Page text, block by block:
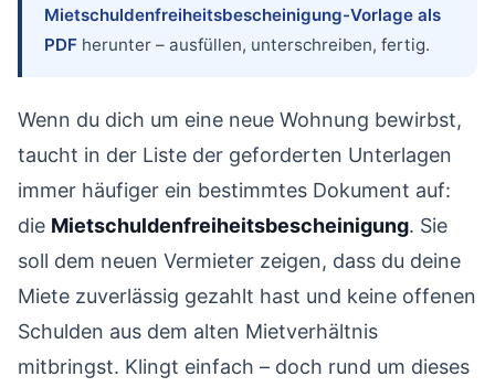
03Muss der alte Vermieter sie ausstellen? Die Rechtslage
Was tun, wenn der Vermieter sich weigert?
Wann und wie du die Bescheinigung beantragst
08 Sonderfälle: Untermiete, WG und Auslandsumzug
09Datenschutz und sensible Angaben
10Häufige Irrtümer rund um die Bescheinigung
Mietschuldenfreiheitsbescheinigung-Vorlage als
PDF herunter – ausfüllen, unterschreiben, fertig.
Wenn du dich um eine neue Wohnung bewirbst,
taucht in der Liste der geforderten Unterlagen
immer häufiger ein bestimmtes Dokument auf:
die Mietschuldenfreiheitsbescheinigung. Sie
soll dem neuen Vermieter zeigen, dass du deine
Miete zuverlässig gezahlt hast und keine offenen
Schulden aus dem alten Mietverhältnis
mitbringst. Klingt einfach – doch rund um dieses